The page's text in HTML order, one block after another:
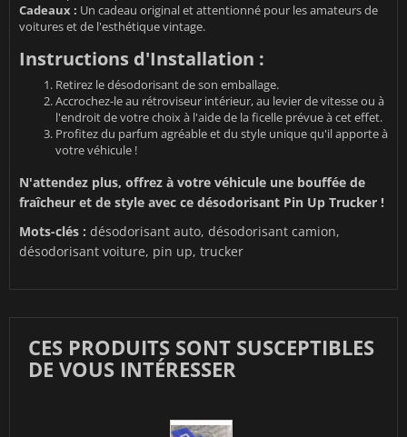
Cadeaux : Un cadeau original et attentionné pour les amateurs de
voitures et de l'esthétique vintage.
Instructions d'Installation :
Retirez le désodorisant de son emballage.
Accrochez-le au rétroviseur intérieur, au levier de vitesse ou à
l'endroit de votre choix à l'aide de la ficelle prévue à cet effet.
Profitez du parfum agréable et du style unique qu'il apporte à
votre véhicule !
N'attendez plus, offrez à votre véhicule une bouffée de
fraîcheur et de style avec ce désodorisant Pin Up Trucker !
Mots-clés : désodorisant auto, désodorisant camion,
désodorisant voiture, pin up, trucker
CES PRODUITS SONT SUSCEPTIBLES
DE VOUS INTÉRESSER